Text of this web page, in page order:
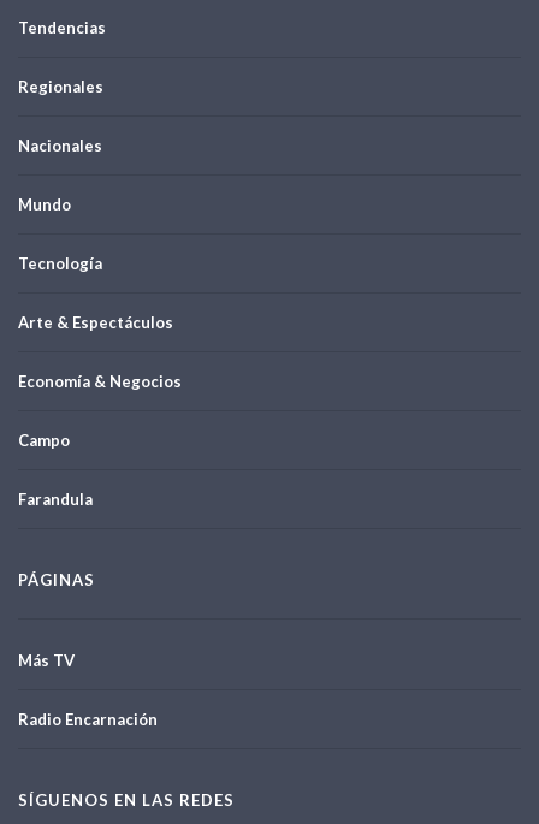
Tendencias
Regionales
Nacionales
Mundo
Tecnología
Arte & Espectáculos
Economía & Negocios
Campo
Farandula
PÁGINAS
Más TV
Radio Encarnación
SÍGUENOS EN LAS REDES